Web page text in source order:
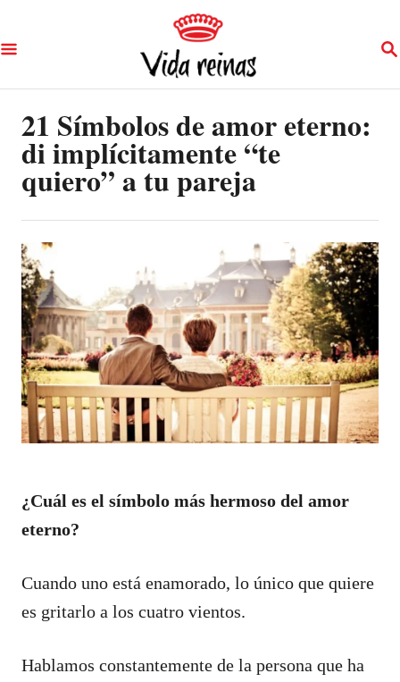
k
i
S
21 Símbolos de amor eterno:
di implícitamente “te
quiero” a tu pareja
¿Cuál es el símbolo más hermoso del amor
eterno?
Cuando uno está enamorado, lo único que quiere
es gritarlo a los cuatro vientos.
Hablamos constantemente de la persona que ha